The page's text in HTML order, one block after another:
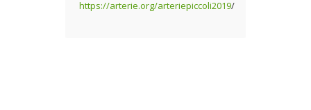
https://arterie.org/arteriepiccoli2019/